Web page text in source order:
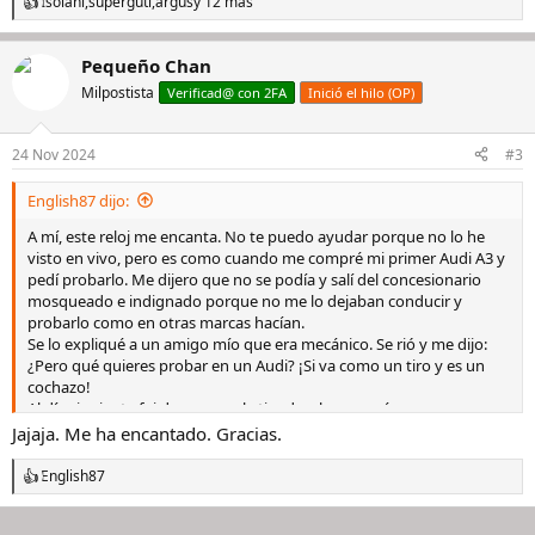
R
e
c
e
s
Pequeño Chan
Milpostista Verificad@ con 2FA Inició el hilo (OP)
24 Nov 2024 #3
English87 dijo:
A mí, este reloj me encanta. No te puedo ayudar porque no lo he
visto en vivo, pero es como cuando me compré mi primer Audi A3 y
pedí probarlo. Me dijero que no se podía y salí del concesionario
mosqueado e indignado porque no me lo dejaban conducir y
probarlo como en otras marcas hacían.
Se lo expliqué a un amigo mío que era mecánico. Se rió y me dijo:
¿Pero qué quieres probar en un Audi? ¡Si va como un tiro y es un
cochazo!
Al día siguiente fui de nuevo a la tienda y lo compré.
Creo que con este reloj se podría aplicar el cuento, amigo mío.
Un abrazo.
Jajaja. Me ha encantado. Gracias.
R
e
English87